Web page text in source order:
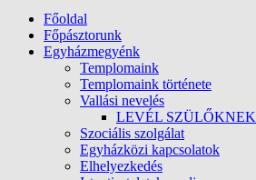
Főoldal
Főpásztorunk
Egyházmegyénk
Templomaink
Templomaink története
Vallási nevelés
LEVÉL SZÜLŐKNEK
Szociális szolgálat
Egyházközi kapcsolatok
Elhelyezkedés